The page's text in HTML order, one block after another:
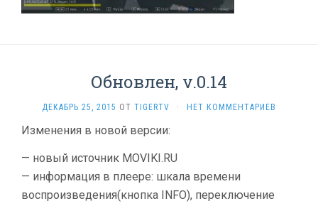
Обновлен, v.0.14
ДЕКАБРЬ 25, 2015 ОТ TIGERTV · НЕТ КОММЕНТАРИЕВ
Изменения в новой версии:
— новый источник MOVIKI.RU
— информация в плеере: шкала времени
воспроизведения(кнопкa INFO), переключение